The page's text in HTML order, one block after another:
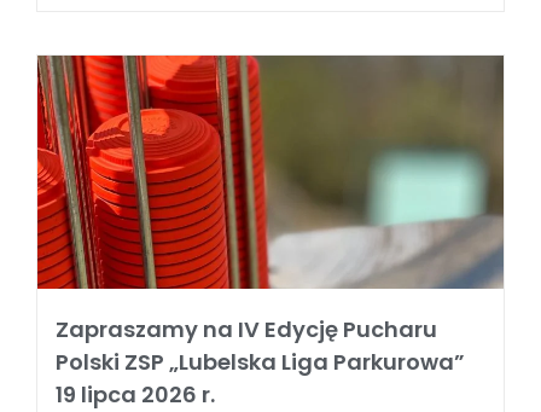
Zapraszamy na IV Edycję Pucharu
Polski ZSP „Lubelska Liga Parkurowa”
19 lipca 2026 r.